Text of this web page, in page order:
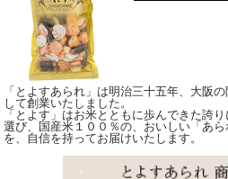
「とよすあられ」は明治三十五年、大阪
して創業いたしました。
「とよす」はお米とともに歩んできた誇
選び、国産米１００％の、おいしい「あら
を、自信を持ってお届けいたします。